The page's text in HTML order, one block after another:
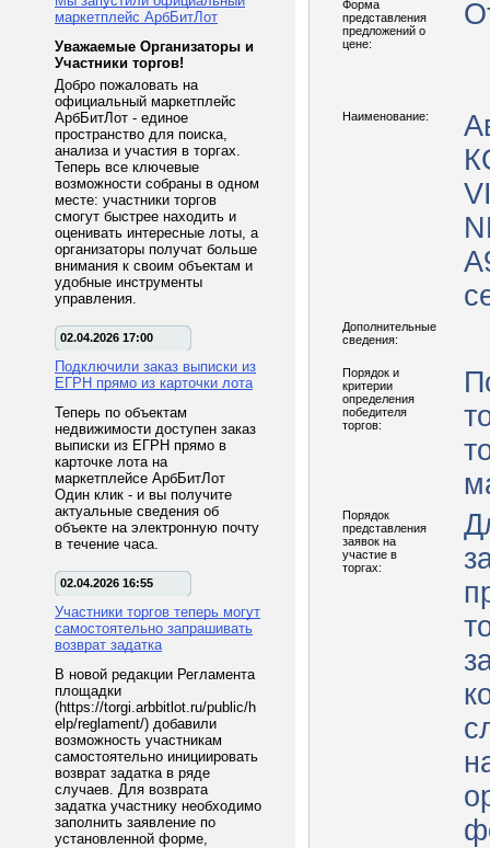
маркетплейс АрбБитЛот
Уважаемые Организаторы и
Участники торгов!
Добро пожаловать на
официальный маркетплейс
АрбБитЛот - единое
пространство для поиска,
анализа и участия в торгах.
Теперь все ключевые
возможности собраны в одном
месте: участники торгов
смогут быстрее находить и
оценивать интересные лоты, а
организаторы получат больше
внимания к своим объектам и
удобные инструменты
управления.
02.04.2026 17:00
Подключили заказ выписки из
ЕГРН прямо из карточки лота
Теперь по объектам
недвижимости доступен заказ
выписки из ЕГРН прямо в
карточке лота на
маркетплейсе АрбБитЛот
Один клик - и вы получите
актуальные сведения об
объекте на электронную почту
в течение часа.
02.04.2026 16:55
Участники торгов теперь могут
самостоятельно запрашивать
возврат задатка
В новой редакции Регламента
площадки
(https://torgi.arbbitlot.ru/public/h
elp/reglament/) добавили
возможность участникам
самостоятельно инициировать
возврат задатка в ряде
случаев. Для возврата
задатка участнику необходимо
заполнить заявление по
установленной форме,
Форма
представления
предложений о
цене:
Наименование:
Дополнительные
сведения:
Порядок и
критерии
определения
победителя
торгов:
Порядок
представления
заявок на
участие в
торгах: